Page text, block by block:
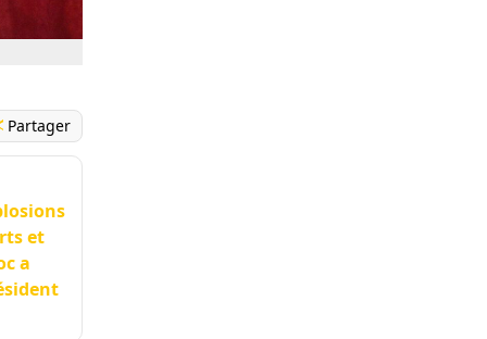
Partager
et
a